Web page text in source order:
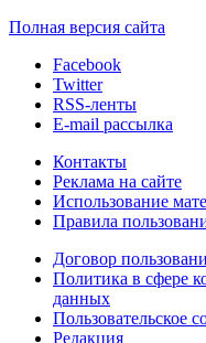
Полная версия сайта
Facebook
Twitter
RSS-ленты
E-mail рассылка
Контакты
Реклама на сайте
Использование
Правила
Договор
Политика в сфере
данных
Пользовательское
Редакция